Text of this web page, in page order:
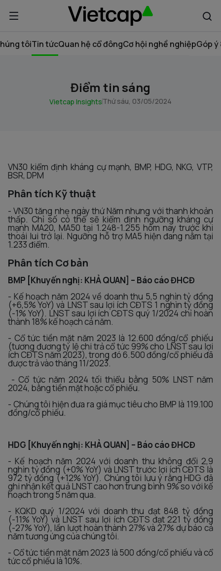
tôiTin tứcQuan hệ cổ đôngCơ hội nghề nghiệpGóp ý
Điểm tin sáng
Vietcap InsightsThứ sáu, 03/05/2024
VN30 kiểm định kháng cự mạnh, BMP, HDG, NKG, VTP,
BSR, DPM
Phân tích Kỹ thuật
- VN30 tăng nhẹ ngày thứ Năm nhưng với thanh khoản
thấp. Chỉ số có thể sẽ kiểm định ngưỡng kháng cự
mạnh MA20, MA50 tại 1.248-1.255 hôm nay trước khi
thoái lui trở lại. Ngưỡng hỗ trợ MA5 hiện đang nằm tại
1.233 điểm.
Phân tích Cơ bản
BMP [Khuyến nghị: KHẢ QUAN] – Báo cáo ĐHCĐ
- Kế hoạch năm 2024 về doanh thu 5,5 nghìn tỷ đồng
(+6,5% YoY) và LNST sau lợi ích CĐTS 1 nghìn tỷ đồng
(-1% YoY). LNST sau lợi ích CĐTS quý 1/2024 chỉ hoàn
thành 18% kế hoạch cả năm.
- Cổ tức tiền mặt năm 2023 là 12.600 đồng/cổ phiếu
(tương đương tỷ lệ chi trả cổ tức 99% cho LNST sau lợi
ích CĐTS năm 2023), trong đó 6.500 đồng/cổ phiếu đã
được trả vào tháng 11/2023.
- Cổ tức năm 2024 tối thiểu bằng 50% LNST năm
2024, bằng tiền mặt hoặc cổ phiếu.
- Chúng tôi hiện đưa ra giá mục tiêu cho BMP là 119.100
đồng/cổ phiếu.
HDG [Khuyến nghị: KHẢ QUAN] – Báo cáo ĐHCĐ
- Kế hoạch năm 2024 với doanh thu không đổi 2,9
nghìn tỷ đồng (+0% YoY) và LNST trước lợi ích CĐTS là
972 tỷ đồng (+12% YoY). Chúng tôi lưu ý rằng HDG đã
ghi nhận kết quả LNST cao hơn trung bình 9% so với kế
hoạch trong 5 năm qua.
- KQKD quý 1/2024 với doanh thu đạt 848 tỷ đồng
(-11% YoY) và LNST sau lợi ích CĐTS đạt 221 tỷ đồng
(-27% YoY), lần lượt hoàn thành 27% và 27% dự báo cả
năm tương ứng của chúng tôi.
- Cổ tức tiền mặt năm 2023 là 500 đồng/cổ phiếu và cổ
tức cổ phiếu là 10%.